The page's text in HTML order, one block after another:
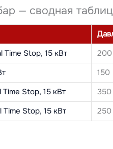
— сводная
Stop, 15 кВт
200
150
Stop, 15 кВт
350
Stop, 15 кВт
250